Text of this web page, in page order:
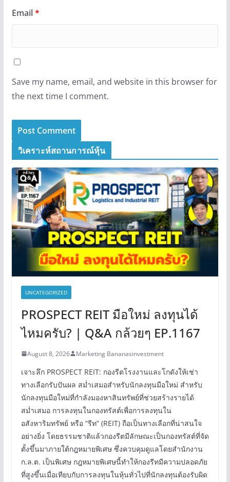
Email*
Save my name, email, and website in this browser for
the next time I comment.
วิเคราะห์สถานการณ์หุ้น
UNCATEGORIZED
PROSPECT REIT มือใหม่ ลงทุนได้
ไหมครับ? | Q&A กล้วยๆ EP.1167
August 8, 2026 Marketing Bananasinvestment
เจาะลึก PROSPECT REIT: กองรีตโรงงานและโกดังให้เช่า
ทางเลือกรับปันผล สม่ำเสมอสำหรับนักลงทุนมือใหม่ สำหรับ
นักลงทุนมือใหม่ที่กำลังมองหาสินทรัพย์ที่ช่วยสร้างรายได้
สม่ำเสมอ การลงทุนในกองทรัสต์เพื่อการลงทุนใน
อสังหาริมทรัพย์ หรือ “รีท” (REIT) ถือเป็นทางเลือกที่น่าสนใจ
อย่างยิ่ง โดยธรรมชาติแล้วกองรีตมีลักษณะเป็นกองทรัสต์ที่จัด
ตั้งขึ้นมาภายใต้กฎหมายพิเศษ ซึ่งควบคุมดูแลโดยสำนักงาน
ก.ล.ต. เป็นพิเศษ กฎหมายพิเศษนี้ทำให้กองรีทมีความปลอดภัย
ที่สูงขึ้นเมื่อเทียบกับการลงทุนในหุ้นทั่วไปที่นักลงทุนต้องรับผิด